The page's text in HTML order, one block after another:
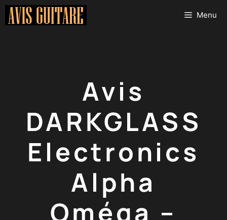
Aller
Menu
Avis
DARKGLASS
Electronics
Alpha
Oméga –